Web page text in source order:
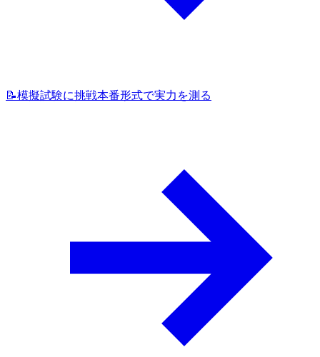
📝模擬試験に挑戦本番形式で実力を測る